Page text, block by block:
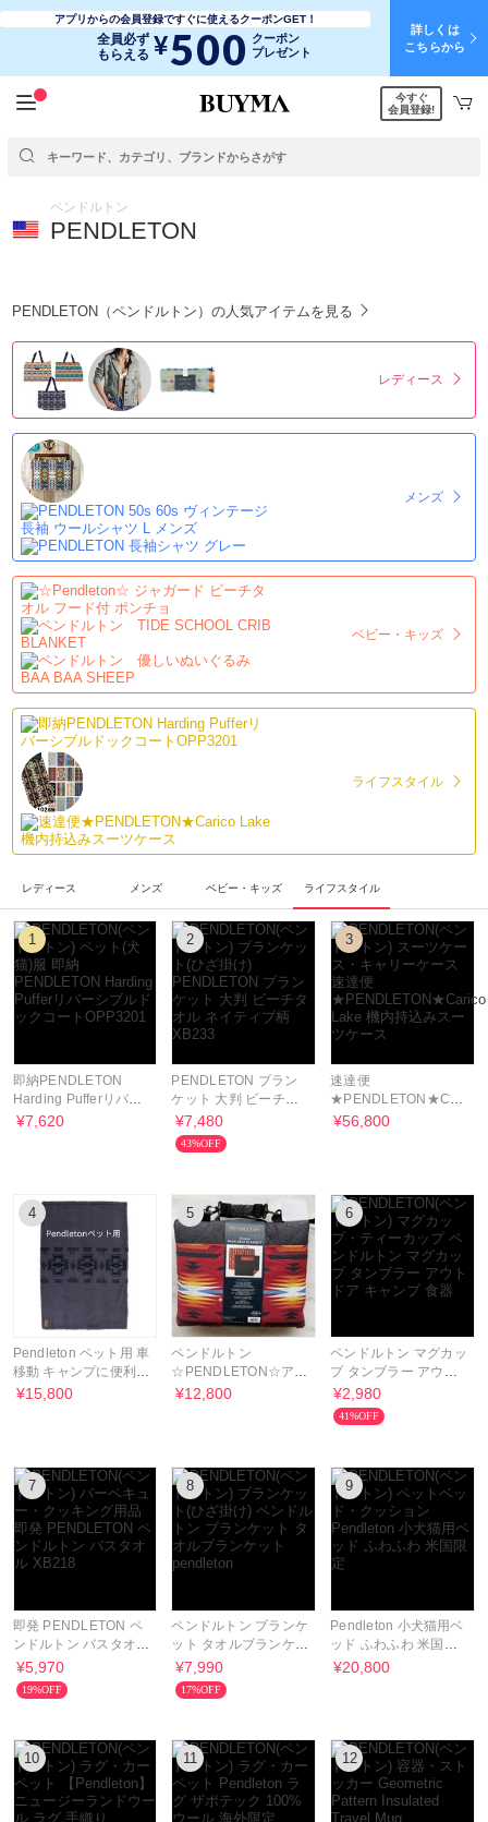
アプリからの会員登録ですぐに使えるクーポンGET！
全員必ず
もらえる ¥500 クーポン
プレゼント
詳しくは
こちらから
今すぐ
会員登録!
ペンドルトン
PENDLETON
PENDLETON（ペンドルトン）の人気アイテムを見る
レディース
メンズ
ベビー・キッズ
ライフスタイル
レディース メンズ ベビー・キッズ ライフスタイル
1
即納PENDLETON
Harding Pufferリバー
シブルドックコート
¥7,620
2
PENDLETON ブラン
ケット 大判 ビーチタ
オル ネイティブ柄
XB233
¥7,480
43%OFF
3
速達便
★PENDLETON★Carico
Lake 機内持込みスー
¥56,800
4
Pendleton ペット用 車
移動 キャンプに便利軽
い ふわふわ
¥15,800
5
ペンドルトン
☆PENDLETON☆アウ
トドア ブランケット
¥12,800
6
ペンドルトン マグカッ
プ タンブラー アウト
ドア キャンプ 食器
¥2,980
41%OFF
7
即発 PENDLETON ペ
ンドルトン バスタオル
XB218
¥5,970
19%OFF
8
ペンドルトン ブランケ
ット タオルブランケッ
ト pendleton
¥7,990
17%OFF
9
Pendleton 小犬猫用ベ
ッド ふわふわ 米国限
定
¥20,800
10 11 12